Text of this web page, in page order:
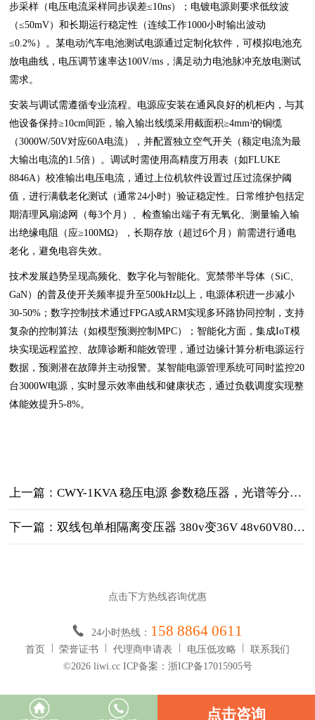
步采样（电压电流采样同步误差≤10ns）；电镀电源则要求低纹波
（≤50mV）和长期运行稳定性（连续工作1000小时输出波动
≤0.2%）。某电动汽车电池测试电源通过定制化软件，可模拟电池充
放电曲线，电压调节速率达100V/ms，满足动力电池脉冲充放电测试
需求。
安装与调试需遵循专业流程。电源应安装在通风良好的机柜内，与其
他设备保持≥10cm间距，输入输出线缆采用截面积≥4mm²的铜缆
（3000W/50V对应60A电流），并配置独立空气开关（额定电流为最
大输出电流的1.5倍）。调试时需使用高精度万用表（如FLUKE
8846A）校准输出电压电流，通过上位机软件设置过压过流保护阈
值，进行满载老化测试（通常24小时）验证稳定性。日常维护包括定
期清理风扇滤网（每3个月）、检查输出端子有无氧化、测量输入输
出绝缘电阻（应≥100MΩ），长期存放（超过6个月）前需进行通电
老化，避免电容失效。
技术发展趋势呈现高频化、数字化与智能化。宽禁带半导体（SiC、
GaN）的普及使开关频率提升至500kHz以上，电源体积进一步减小
30-50%；数字控制技术通过FPGA或ARM实现多环路协同控制，支持
复杂的控制算法（如模型预测控制MPC）；智能化方面，集成IoT模
块实现远程监控、故障诊断和能效管理，通过边缘计算分析电源运行
数据，预测潜在故障并主动报警。某智能电源管理系统可同时监控20
台3000W电源，实时显示效率曲线和健康状态，通过负载调度实现整
体能效提升5-8%。
上一篇：CWY-1KVA 稳压电源 参数稳压器，光谱等分析仪专用
下一篇：双线包单相隔离变压器 380v变36V 48v60V80v 90V
点击下方热线咨询优惠
24小时热线： 158 8864 0611
首页 荣誉证书 代理商申请表 电压低攻略
联系我们
©2026 liwi.cc ICP备案：浙ICP备17015905号
点击咨询